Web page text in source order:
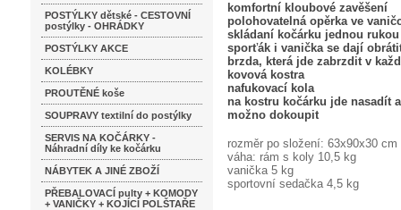
POSTÝLKY dětské - CESTOVNÍ
postýlky - OHRÁDKY
POSTÝLKY AKCE
KOLÉBKY
PROUTĚNÉ koše
SOUPRAVY textilní do postýlky
SERVIS NA KOČÁRKY -
Náhradní díly ke kočárku
NÁBYTEK A JINÉ ZBOŽÍ
PŘEBALOVACÍ pulty + KOMODY
+ VANIČKY + KOJÍCÍ POLŠTAŘE
komfortní kloubové zavěšení
polohovatelná opěrka ve
skládaní kočárku jednou rukou
sporťák i vanička se dají
brzda, která jde zabrzdit v
kovová kostra
nafukovací kola
na kostru kočárku jde nasadít
možno dokoupit
rozměr po složení: 63x90x30 cm
váha: rám s koly 10,5 kg
vanička 5 kg
sportovní sedačka 4,5 kg